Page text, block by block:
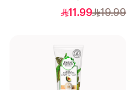
19.99
11.99